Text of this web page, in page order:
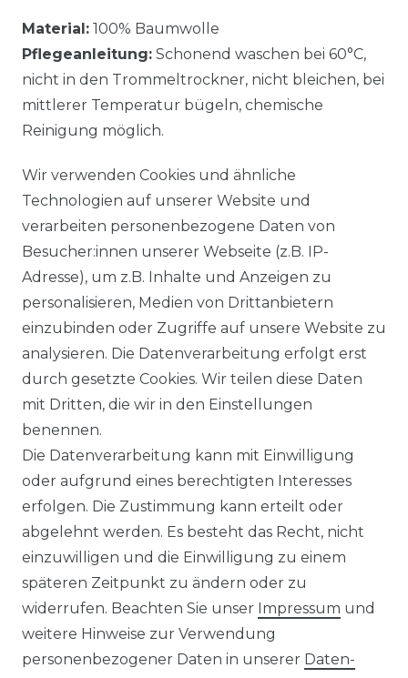
Material: 100% Baumwolle
Pflegeanleitung: Schonend waschen bei 60°C,
nicht in den Trommeltrockner, nicht bleichen, bei
mittlerer Temperatur bügeln, chemische
Reinigung möglich.
Ähnlicher Artikel
Artikelpaket :
UVP 49,99 €
ab 47,99 € *
Impressum Daten­schutz­erklärung
Wir verwenden Cookies und ähnliche
Technologien auf unserer Website und
verarbeiten personenbezogene Daten von
Besucher:innen unserer Webseite (z.B. IP-
Adresse), um z.B. Inhalte und Anzeigen zu
personalisieren, Medien von Drittanbietern
einzubinden oder Zugriffe auf unsere Website zu
analysieren. Die Datenverarbeitung erfolgt erst
durch gesetzte Cookies. Wir teilen diese Daten
mit Dritten, die wir in den Einstellungen
benennen.
Die Datenverarbeitung kann mit Einwilligung
oder aufgrund eines berechtigten Interesses
erfolgen. Die Zustimmung kann erteilt oder
abgelehnt werden. Es besteht das Recht, nicht
einzuwilligen und die Einwilligung zu einem
späteren Zeitpunkt zu ändern oder zu
widerrufen. Beachten Sie unser Impressum und
weitere Hinweise zur Verwendung
personenbezogener Daten in unserer Daten­